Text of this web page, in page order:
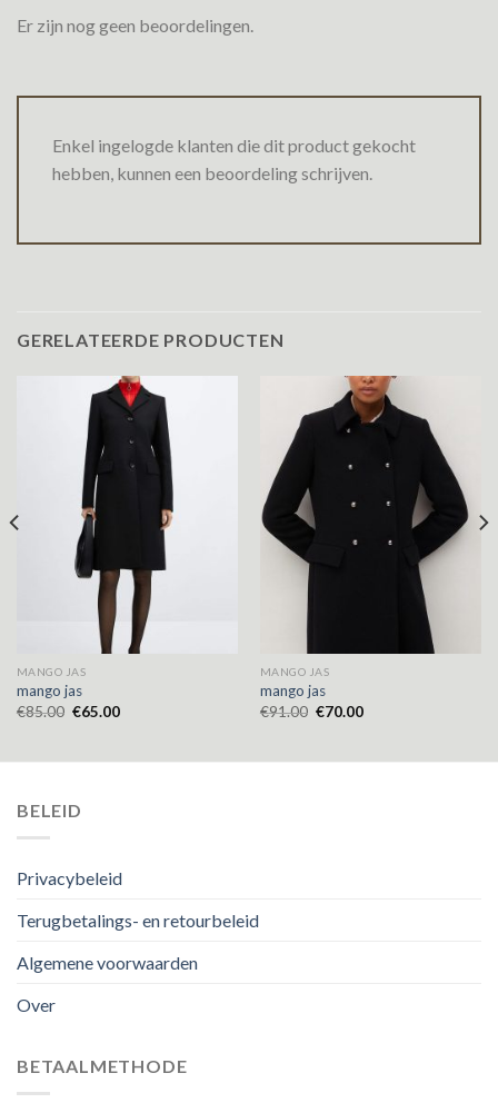
Er zijn nog geen beoordelingen.
Enkel ingelogde klanten die dit product gekocht
hebben, kunnen een beoordeling schrijven.
GERELATEERDE PRODUCTEN
MANGO JAS
mango jas
€85.00 €65.00
MANGO JAS
mango jas
€91.00 €70.00
BELEID
Privacybeleid
Terugbetalings- en retourbeleid
Algemene voorwaarden
Over
BETAALMETHODE